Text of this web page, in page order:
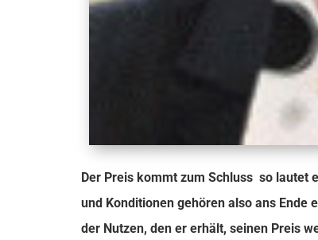
Der Preis kommt zum Schluss  so
und Konditionen gehören also ans Ende
der Nutzen, den er erhält, seinen Preis